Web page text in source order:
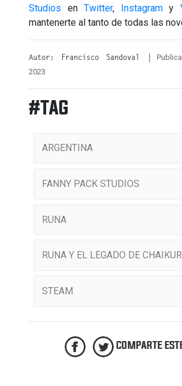
Studios en Twitter, Instagramy
mantenerte al tanto de todas las
Autor: Francisco Sandoval |
2023
#TAG
ARGENTINA
FANNY PACK STUDIOS
RUNA
RUNA Y EL LEGADO DE
STEAM
COMPARTE